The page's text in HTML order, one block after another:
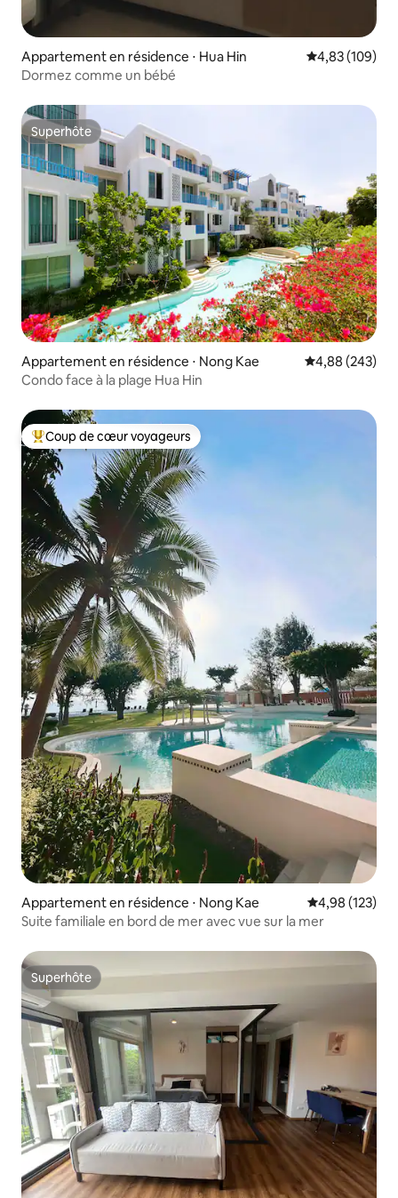
Appartement en résidence ⋅ Hua Hin Évaluation
4,83 (109)
Dormez comme un bébé
Superhôte
Superhôte
Appartement en résidence ⋅ Nong Kae Évaluation
4,88 (243)
Condo face à la plage Hua Hin
Coups de cœur voyageurs les plus appréciés
Coup de cœur voyageurs
Appartement en résidence ⋅ Nong Kae Évaluation
4,98 (123)
Suite familiale en bord de mer avec vue sur la mer
Superhôte
Superhôte